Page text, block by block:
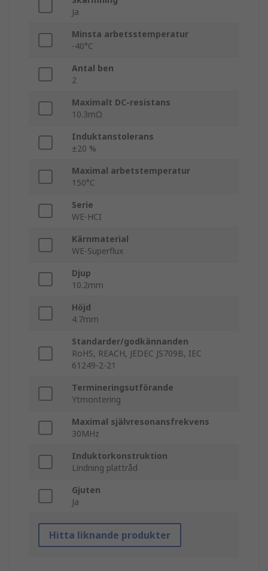
Ja
Minsta arbetsstemperatur
-40°C
Antal ben
2
Maximalt DC-resistans
10.3mΩ
Induktanstolerans
±20 %
Maximal arbetstemperatur
150°C
Serie
WE-HCI
Kärnmaterial
WE-Superflux
Djup
10.2mm
Höjd
4.7mm
Standarder/godkännanden
RoHS, REACH, JEDEC JS709B, IEC
61249-2-21
Termineringsutförande
Ytmontering
Maximal självresonansfrekvens
30MHz
Induktorkonstruktion
Lindning plattråd
Gjuten
Ja
Hitta liknande produkter